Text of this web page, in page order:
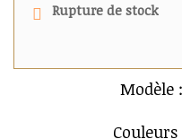
Rupture de stock
Modèle